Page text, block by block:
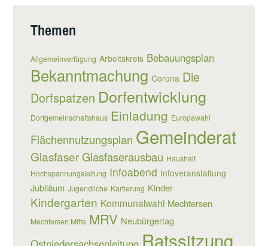
Themen
Allgemeinverfügung Arbeitskreis Bebauungsplan
Bekanntmachung Corona Die
Dorfspatzen Dorfentwicklung
Dorfgemeinschaftshaus Einladung Europawahl
Flächennutzungsplan Gemeinderat
Glasfaser Glasfaserausbau Haushalt
Hochspannungsleitung Infoabend Infoveranstaltung
Jubiläum Jugendliche Kartierung Kinder
Kindergarten Kommunalwahl Mechtersen
Mechtersen Mitte MRV Neubürgertag
Ratssitzung